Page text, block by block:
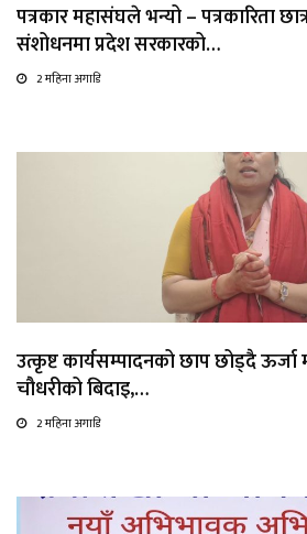
पत्रकार महासंघले भन्यो – पत्रकारिता
संशोधनमा प्रदेश सरकारको…
2 महिना अगाडि
उत्कृष्ट कार्यसम्पादनको छाप छोड्दै ऊर्जा
चौधरीको बिदाइ,…
2 महिना अगाडि